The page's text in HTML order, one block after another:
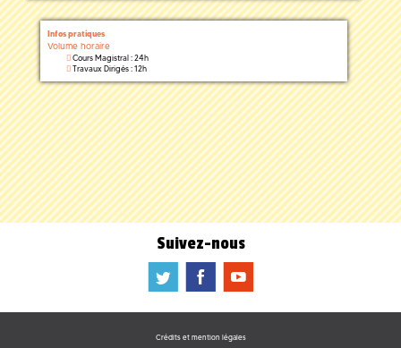
Infos pratiques
Volume horaire
Cours Magistral : 24h
Travaux Dirigés : 12h
Suivez-nous
a b f
Crédits et mention légales